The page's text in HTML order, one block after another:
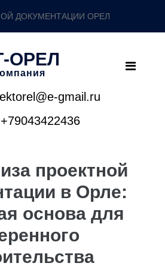
ДОКУМЕНТАЦИИ ОРЕЛ
ОРЕЛ
gmail.ru
+79043422436
проектной
в Орле:
основа для